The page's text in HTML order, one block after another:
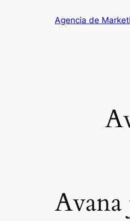
Agencia de
Avana